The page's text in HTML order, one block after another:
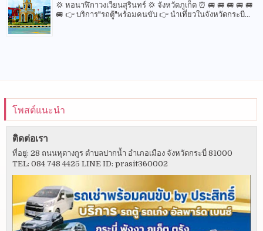
💢 หอนาฬิกาวงเวียนสุรินทร์ 💢 จังหวัดภูเก็ต ⏰ 🚐 🚐 🚐 🚐 🚐
🚐 👉 บริการ"รถตู้"พร้อมคนขับ 👉 นำเที่ยวในจังหวัดกระบี...
โพสต์แนะนำ
ติดต่อเรา
ที่อยู่: 28 ถนนหุตางกูร ตำบลปากน้ำ อำเภอเมือง จังหวัดกระบี่ 81000
TEL: 084 748 4425 LINE ID: prasit360002